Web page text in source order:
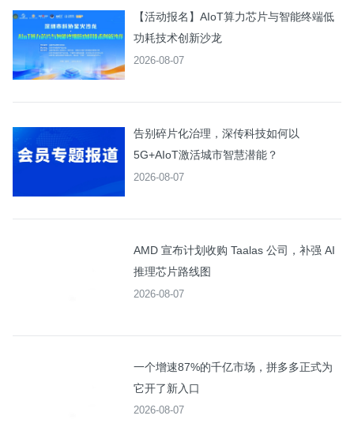
【活动报名】AIoT算力芯片与智能终端低
功耗技术创新沙龙
2026-08-07
告别碎片化治理，深传科技如何以
5G+AIoT激活城市智慧潜能？
2026-08-07
AMD 宣布计划收购 Taalas 公司，补强 AI
推理芯片路线图
2026-08-07
一个增速87%的千亿市场，拼多多正式为
它开了新入口
2026-08-07